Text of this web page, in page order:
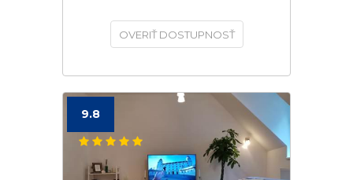
OVERIŤ DOSTUPNOSŤ
9.8